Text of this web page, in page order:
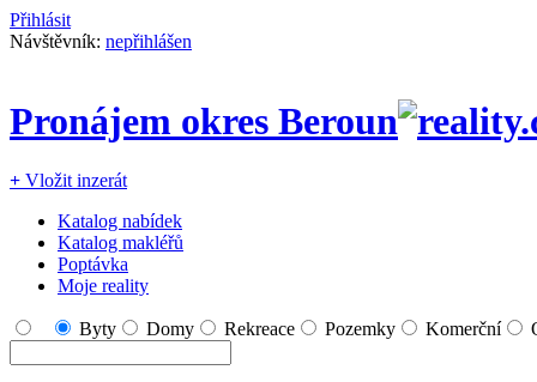
Přihlásit
Návštěvník: nepřihlášen
Pronájem okres Beroun
+ Vložit inzerát
Katalog nabídek
Katalog makléřů
Poptávka
Moje reality
Byty Domy Rekreace Pozemky Komerční